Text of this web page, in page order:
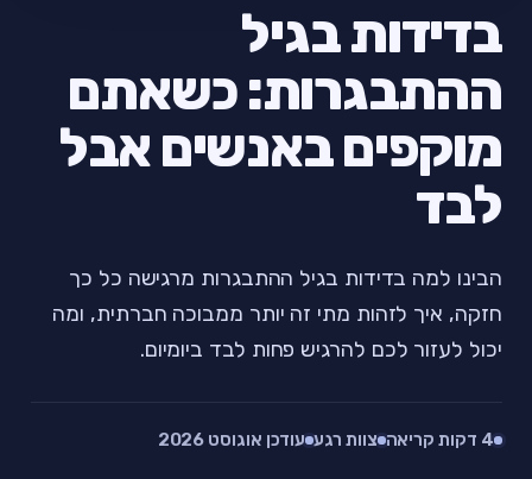
בדידות בגיל
ההתבגרות: כשאתם
מוקפים באנשים אבל
לבד
הבינו למה בדידות בגיל ההתבגרות מרגישה כל כך
חזקה, איך לזהות מתי זה יותר ממבוכה חברתית, ומה
יכול לעזור לכם להרגיש פחות לבד ביומיום.
4 דקות קריאה צוות רגע עודכן אוגוסט 2026